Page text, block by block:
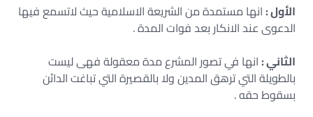
الأول :انها مستمدة من الشريعة الاسلامية حيث لاتسمع فيها
الدعوى عند الانكار بعد فوات المدة .
الثاني :انها في تصور المشرع مدة معقولة فهى ليست
بالطويلة التي ترهق المدين ولا بالقصيرة التي تباغت الدائن
بسقوط حقه .